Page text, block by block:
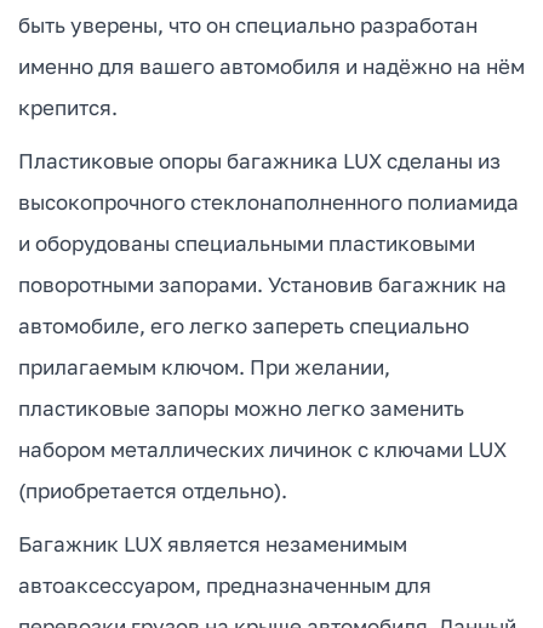
быть уверены, что он специально разработан
именно для вашего автомобиля и надёжно на нём
крепится.
Пластиковые опоры багажника LUX сделаны из
высокопрочного стеклонаполненного полиамида
и оборудованы специальными пластиковыми
поворотными запорами. Установив багажник на
автомобиле, его легко запереть специально
прилагаемым ключом. При желании,
пластиковые запоры можно легко заменить
набором металлических личинок с ключами LUX
(приобретается отдельно).
Багажник LUX является незаменимым
автоаксессуаром, предназначенным для